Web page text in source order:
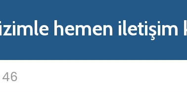
hemen iletişim